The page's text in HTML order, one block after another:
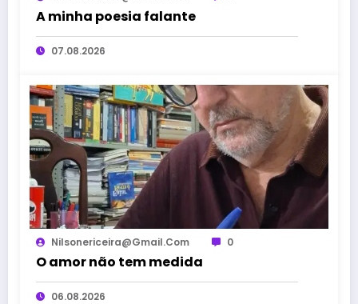
A minha poesia falante
07.08.2026
Nilsonericeira@gmail.com 0
O amor não tem medida
06.08.2026